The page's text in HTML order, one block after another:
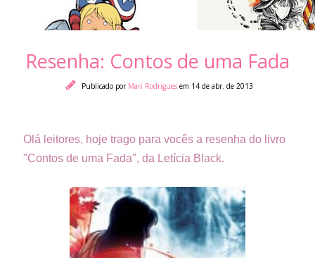
Resenha: Contos de uma Fada
Publicado por Mari Rodrigues em 14 de abr. de 2013
Olá leitores, hoje trago para vocês a resenha do livro
"Contos de uma Fada", da Letícia Black.